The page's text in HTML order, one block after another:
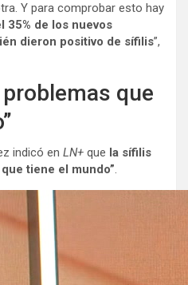
Y para comprobar esto hay
35% de los nuevos
dieron positivo de sífilis”,
que
indicó en LN+ que la sífilis
tiene el mundo”.